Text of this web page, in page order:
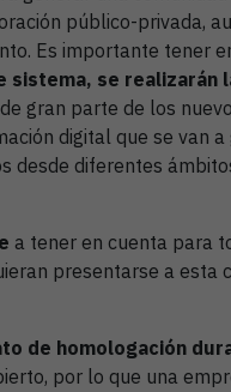
público-privada,
Es importante tener
sistema, se realizarán
de gran parte de los
digital que se van a
desde diferentes
a tener en cuenta para
presentarse a esta
de homologación
por lo que una